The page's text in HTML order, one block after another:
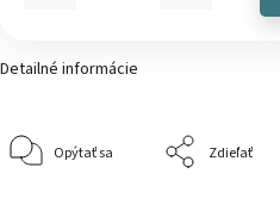
Detailné informácie
Opýtať sa Zdieľať